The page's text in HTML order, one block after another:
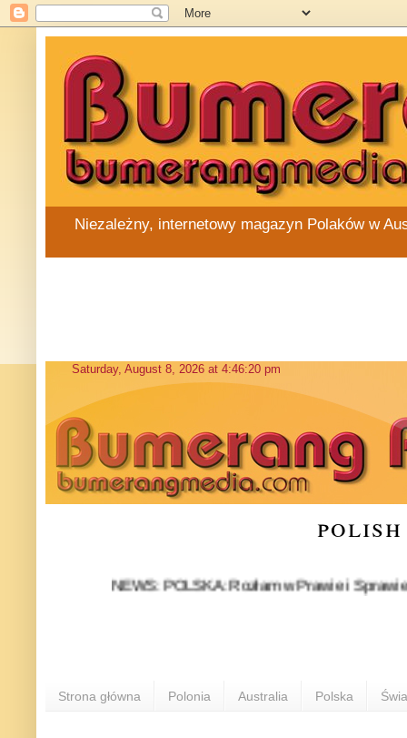
Niezależny, internetowy magazyn Polaków w
NEWS: POLSKA: Rozłam w Prawie i
Strona główna Polonia Australia Polska